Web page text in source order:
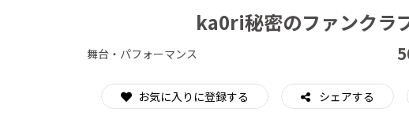
ka0ri秘密のファンクラ
舞台・パフォーマンス
お気に入りに登録する シェアする